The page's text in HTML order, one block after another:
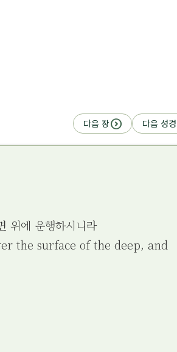
다음 장expand_circle_right 다음 성경
위에 운행하시니라
the surface of the deep, and